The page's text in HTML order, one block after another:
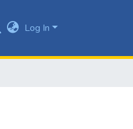
Log In